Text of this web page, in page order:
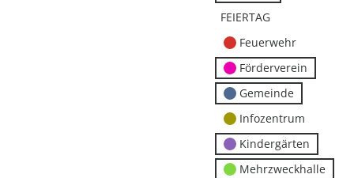
FEIERTAG
Feuerwehr
Förderverein
Gemeinde
Infozentrum
Kindergärten
Mehrzweckhalle